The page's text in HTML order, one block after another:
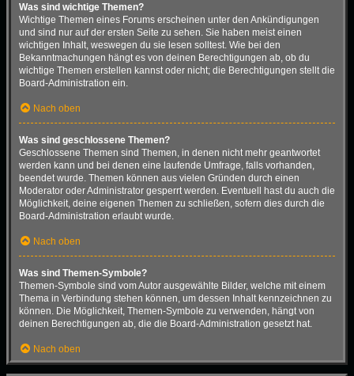
Was sind wichtige Themen?
Wichtige Themen eines Forums erscheinen unter den Ankündigungen
und sind nur auf der ersten Seite zu sehen. Sie haben meist einen
wichtigen Inhalt, weswegen du sie lesen solltest. Wie bei den
Bekanntmachungen hängt es von deinen Berechtigungen ab, ob du
wichtige Themen erstellen kannst oder nicht; die Berechtigungen stellt die
Board-Administration ein.
Nach oben
Was sind geschlossene Themen?
Geschlossene Themen sind Themen, in denen nicht mehr geantwortet
werden kann und bei denen eine laufende Umfrage, falls vorhanden,
beendet wurde. Themen können aus vielen Gründen durch einen
Moderator oder Administrator gesperrt werden. Eventuell hast du auch die
Möglichkeit, deine eigenen Themen zu schließen, sofern dies durch die
Board-Administration erlaubt wurde.
Nach oben
Was sind Themen-Symbole?
Themen-Symbole sind vom Autor ausgewählte Bilder, welche mit einem
Thema in Verbindung stehen können, um dessen Inhalt kennzeichnen zu
können. Die Möglichkeit, Themen-Symbole zu verwenden, hängt von
deinen Berechtigungen ab, die die Board-Administration gesetzt hat.
Nach oben